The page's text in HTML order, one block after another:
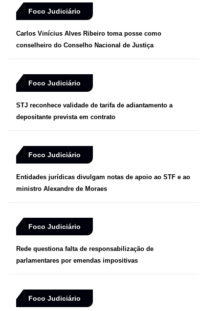
Foco Judiciário
Carlos Vinícius Alves Ribeiro toma posse como
conselheiro do Conselho Nacional de Justiça
Foco Judiciário
STJ reconhece validade de tarifa de adiantamento a
depositante prevista em contrato
Foco Judiciário
Entidades jurídicas divulgam notas de apoio ao STF e ao
ministro Alexandre de Moraes
Foco Judiciário
Rede questiona falta de responsabilização de
parlamentares por emendas impositivas
Foco Judiciário